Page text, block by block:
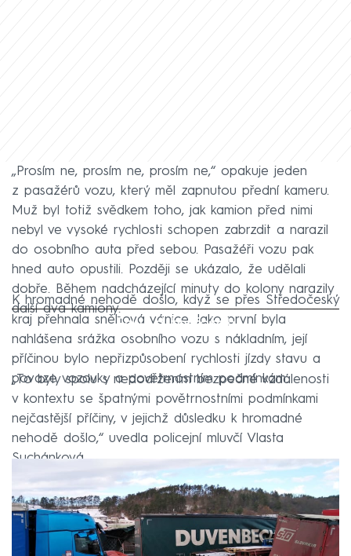
„Prosím ne, prosím ne, prosím ne,“ opakuje jeden
z pasažérů vozu, který měl zapnutou přední kameru.
Muž byl totiž svědkem toho, jak kamion před nimi
nebyl ve vysoké rychlosti schopen zabrzdit a narazil
do osobního auta před sebou. Pasažéři vozu pak
hned auto opustili. Později se ukázalo, že udělali
dobře. Během nadcházející minuty do kolony narazily
další dva kamiony.
Failed to fetch
K hromadné nehodě došlo, když se přes Středočeský
kraj přehnala sněhová vánice. Jako první byla
nahlášena srážka osobního vozu s nákladním, její
příčinou bylo nepřizpůsobení rychlosti jízdy stavu a
povaze vozovky a povětrnostním podmínkám.
„To byly spolu s nedodržením bezpečné vzdálenosti
v kontextu se špatnými povětrnostními podmínkami
nejčastější příčiny, v jejichž důsledku k hromadné
nehodě došlo,“ uvedla policejní mluvčí Vlasta
Suchánková.